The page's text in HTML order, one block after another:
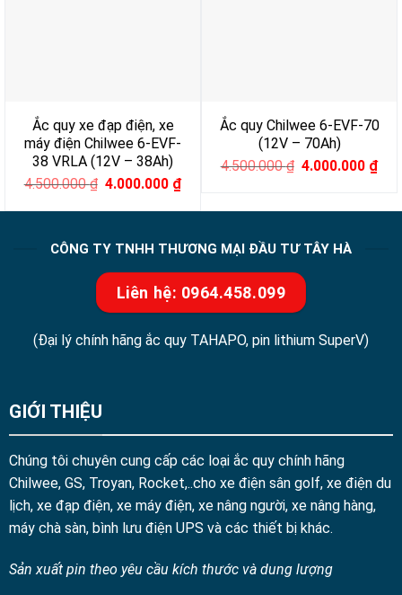
Ắc quy xe đạp điện, xe
máy điện Chilwee 6-EVF-
38 VRLA (12V – 38Ah)
4.500.000₫ Original
was:
4.000.000 ₫Current
is:
Ắc quy Chilwee 6-EVF-70
(12V – 70Ah)
4.500.000₫ Original
4.000.000 ₫
CÔNG TY TNHH THƯƠNG MẠI ĐẦU TƯ TÂY HÀ
Liên hệ: 0964.458.099
(Đại lý chính hãng ắc quy TAHAPO, pin lithium SuperV)
GIỚI THIỆU
Chúng tôi chuyên cung cấp các loại ắc quy chính hãng
Chilwee, GS, Troyan, Rocket,..cho xe điện sân golf, xe điện du
lịch, xe đạp điện, xe máy điện, xe nâng người, xe nâng hàng,
máy chà sàn, bình lưu điện UPS và các thiết bị khác.
Sản xuất pin theo yêu cầu kích thước và dung lượng